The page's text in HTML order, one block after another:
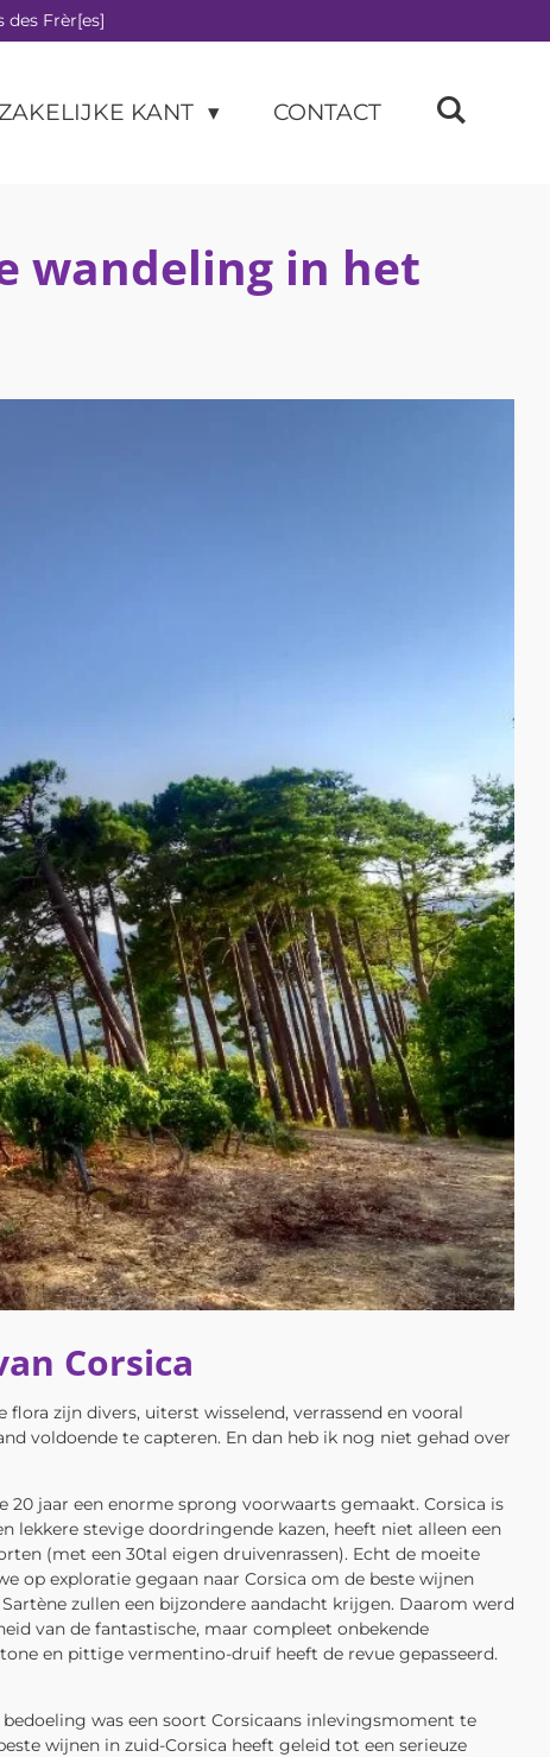
Frèr[es]
KANT CONTACT
wandeling in het
Corsica
zijn divers, uiterst wisselend, verrassend en vooral
voldoende te capteren. En dan heb ik nog niet gehad over
jaar een enorme sprong voorwaarts gemaakt. Corsica is
lekkere stevige doordringende kazen, heeft niet alleen een
(met een 30tal eigen druivenrassen). Echt de moeite
op exploratie gegaan naar Corsica om de beste wijnen
zullen een bijzondere aandacht krijgen. Daarom werd
van de fantastische, maar compleet onbekende
en pittige vermentino-druif heeft de revue gepasseerd.
was een soort Corsicaans inlevingsmoment te
wijnen in zuid-Corsica heeft geleid tot een serieuze